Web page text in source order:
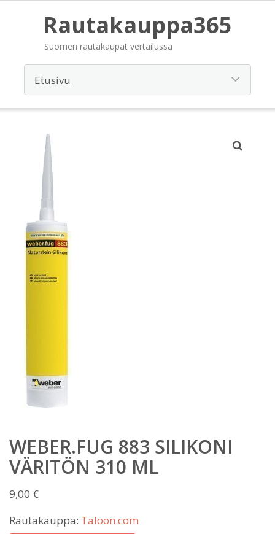
Rautakauppa365
Suomen rautakaupat vertailussa
WEBER.FUG 883 SILIKONI
VÄRITÖN 310 ML
9,00 €
Rautakauppa: Taloon.com